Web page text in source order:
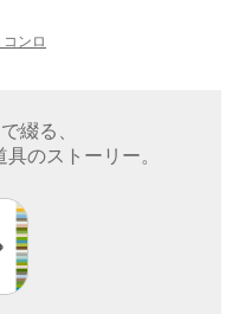
ンロ
綴る、
のストーリー。